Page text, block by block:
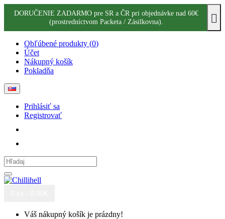
DORUČENIE ZADARMO pre SR a ČR pri objednávke nad 60€
(prostredníctvom Packeta / Zásilkovna).
Obľúbené produkty (0)
Účet
Nákupný košík
Pokladňa
Prihlásiť sa
Registrovať
Váš nákupný košík je prázdny!